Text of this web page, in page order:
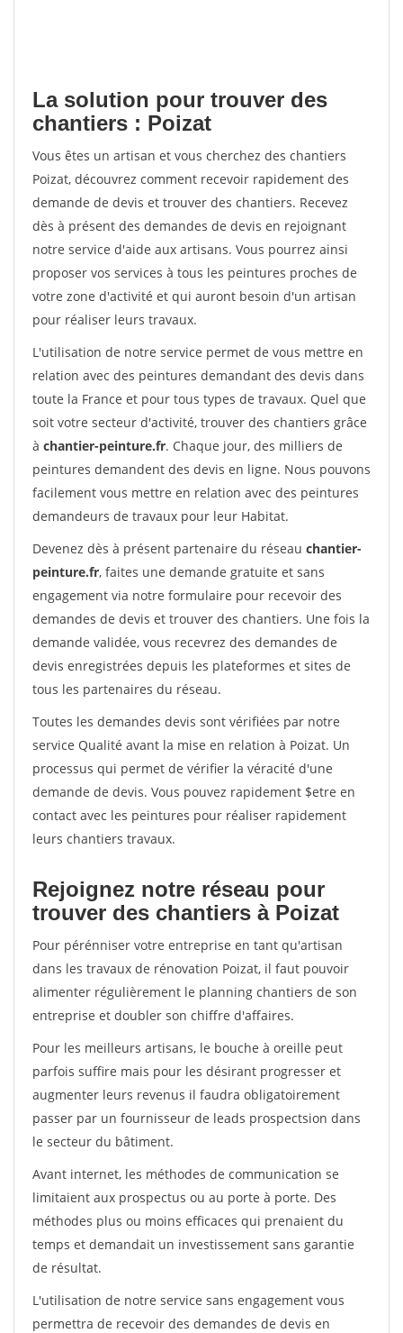
La solution pour trouver des
chantiers : Poizat
Vous êtes un artisan et vous cherchez des chantiers
Poizat, découvrez comment recevoir rapidement des
demande de devis et trouver des chantiers. Recevez
dès à présent des demandes de devis en rejoignant
notre service d'aide aux artisans. Vous pourrez ainsi
proposer vos services à tous les peintures proches de
votre zone d'activité et qui auront besoin d'un artisan
pour réaliser leurs travaux.
L'utilisation de notre service permet de vous mettre en
relation avec des peintures demandant des devis dans
toute la France et pour tous types de travaux. Quel que
soit votre secteur d'activité, trouver des chantiers grâce
à chantier-peinture.fr. Chaque jour, des milliers de
peintures demandent des devis en ligne. Nous pouvons
facilement vous mettre en relation avec des peintures
demandeurs de travaux pour leur Habitat.
Devenez dès à présent partenaire du réseau chantier-
peinture.fr, faites une demande gratuite et sans
engagement via notre formulaire pour recevoir des
demandes de devis et trouver des chantiers. Une fois la
demande validée, vous recevrez des demandes de
devis enregistrées depuis les plateformes et sites de
tous les partenaires du réseau.
Toutes les demandes devis sont vérifiées par notre
service Qualité avant la mise en relation à Poizat. Un
processus qui permet de vérifier la véracité d'une
demande de devis. Vous pouvez rapidement $etre en
contact avec les peintures pour réaliser rapidement
leurs chantiers travaux.
Rejoignez notre réseau pour
trouver des chantiers à Poizat
Pour pérénniser votre entreprise en tant qu'artisan
dans les travaux de rénovation Poizat, il faut pouvoir
alimenter régulièrement le planning chantiers de son
entreprise et doubler son chiffre d'affaires.
Pour les meilleurs artisans, le bouche à oreille peut
parfois suffire mais pour les désirant progresser et
augmenter leurs revenus il faudra obligatoirement
passer par un fournisseur de leads prospectsion dans
le secteur du bâtiment.
Avant internet, les méthodes de communication se
limitaient aux prospectus ou au porte à porte. Des
méthodes plus ou moins efficaces qui prenaient du
temps et demandait un investissement sans garantie
de résultat.
L'utilisation de notre service sans engagement vous
permettra de recevoir des demandes de devis en